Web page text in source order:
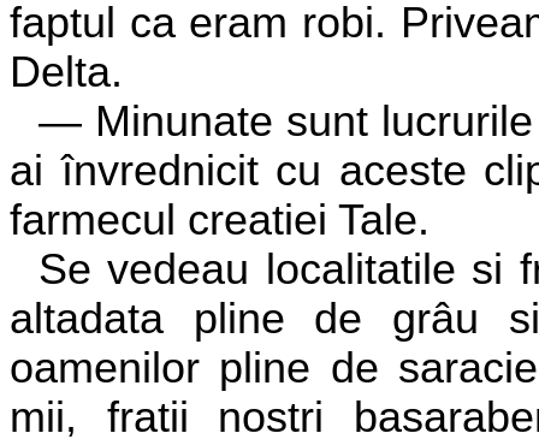
faptul ca eram robi.
Delta.
— Minunate sunt
ai învrednicit cu aceste
farmecul creatiei Tale.
Se vedeau localitatile si
altadata pline de grâu
oamenilor pline de
mii, fratii nostri